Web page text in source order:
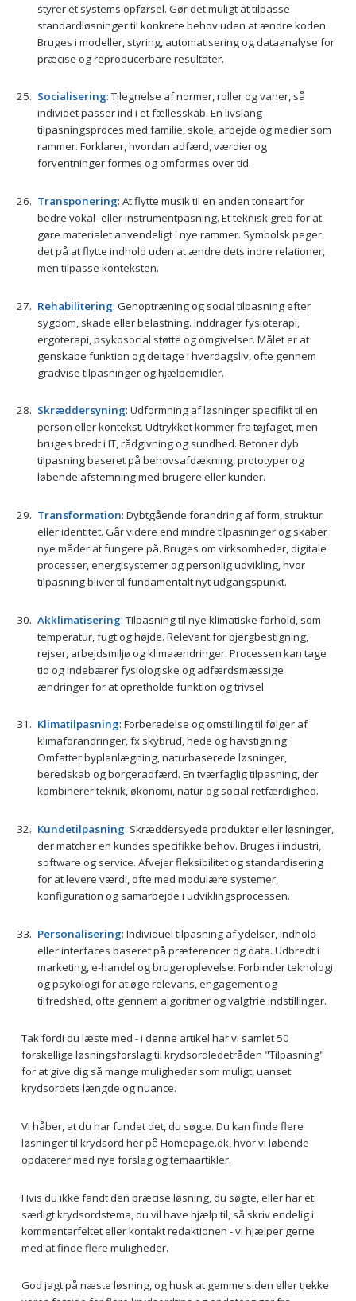
styrer et systems opførsel. Gør det muligt at tilpasse
standardløsninger til konkrete behov uden at ændre koden.
Bruges i modeller, styring, automatisering og dataanalyse for
præcise og reproducerbare resultater.
Socialisering: Tilegnelse af normer, roller og vaner, så
individet passer ind i et fællesskab. En livslang
tilpasningsproces med familie, skole, arbejde og medier som
rammer. Forklarer, hvordan adfærd, værdier og
forventninger formes og omformes over tid.
Transponering: At flytte musik til en anden toneart for
bedre vokal- eller instrumentpasning. Et teknisk greb for at
gøre materialet anvendeligt i nye rammer. Symbolsk peger
det på at flytte indhold uden at ændre dets indre relationer,
men tilpasse konteksten.
Rehabilitering: Genoptræning og social tilpasning efter
sygdom, skade eller belastning. Inddrager fysioterapi,
ergoterapi, psykosocial støtte og omgivelser. Målet er at
genskabe funktion og deltage i hverdagsliv, ofte gennem
gradvise tilpasninger og hjælpemidler.
Skræddersyning: Udformning af løsninger specifikt til en
person eller kontekst. Udtrykket kommer fra tøjfaget, men
bruges bredt i IT, rådgivning og sundhed. Betoner dyb
tilpasning baseret på behovsafdækning, prototyper og
løbende afstemning med brugere eller kunder.
Transformation: Dybtgående forandring af form, struktur
eller identitet. Går videre end mindre tilpasninger og skaber
nye måder at fungere på. Bruges om virksomheder, digitale
processer, energisystemer og personlig udvikling, hvor
tilpasning bliver til fundamentalt nyt udgangspunkt.
Akklimatisering: Tilpasning til nye klimatiske forhold, som
temperatur, fugt og højde. Relevant for bjergbestigning,
rejser, arbejdsmiljø og klimaændringer. Processen kan tage
tid og indebærer fysiologiske og adfærdsmæssige
ændringer for at opretholde funktion og trivsel.
Klimatilpasning: Forberedelse og omstilling til følger af
klimaforandringer, fx skybrud, hede og havstigning.
Omfatter byplanlægning, naturbaserede løsninger,
beredskab og borgeradfærd. En tværfaglig tilpasning, der
kombinerer teknik, økonomi, natur og social retfærdighed.
Kundetilpasning: Skræddersyede produkter eller løsninger,
der matcher en kundes specifikke behov. Bruges i industri,
software og service. Afvejer fleksibilitet og standardisering
for at levere værdi, ofte med modulære systemer,
konfiguration og samarbejde i udviklingsprocessen.
Personalisering: Individuel tilpasning af ydelser, indhold
eller interfaces baseret på præferencer og data. Udbredt i
marketing, e-handel og brugeroplevelse. Forbinder teknologi
og psykologi for at øge relevans, engagement og
tilfredshed, ofte gennem algoritmer og valgfrie indstillinger.
Tak fordi du læste med - i denne artikel har vi samlet 50
forskellige løsningsforslag til krydsordledetråden "Tilpasning"
for at give dig så mange muligheder som muligt, uanset
krydsordets længde og nuance.
Vi håber, at du har fundet det, du søgte. Du kan finde flere
løsninger til krydsord her på Homepage.dk, hvor vi løbende
opdaterer med nye forslag og temaartikler.
Hvis du ikke fandt den præcise løsning, du søgte, eller har et
særligt krydsordstema, du vil have hjælp til, så skriv endelig i
kommentarfeltet eller kontakt redaktionen - vi hjælper gerne
med at finde flere muligheder.
God jagt på næste løsning, og husk at gemme siden eller tjekke